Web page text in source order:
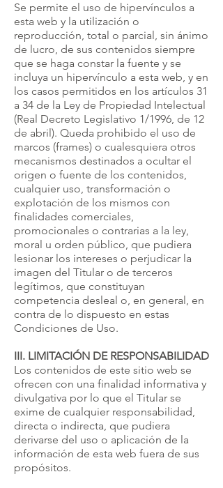
Se permite el uso de hipervínculos a
esta web y la utilización o
reproducción, total o parcial, sin ánimo
de lucro, de sus contenidos siempre
que se haga constar la fuente y se
incluya un hipervínculo a esta web, y en
los casos permitidos en los artículos 31
a 34 de la Ley de Propiedad Intelectual
(Real Decreto Legislativo 1/1996, de 12
de abril). Queda prohibido el uso de
marcos (frames) o cualesquiera otros
mecanismos destinados a ocultar el
origen o fuente de los contenidos,
cualquier uso, transformación o
explotación de los mismos con
finalidades comerciales,
promocionales o contrarias a la ley,
moral u orden público, que pudiera
lesionar los intereses o perjudicar la
imagen del Titular o de terceros
legítimos, que constituyan
competencia desleal o, en general, en
contra de lo dispuesto en estas
Condiciones de Uso.
III. LIMITACIÓN DE RESPONSABILIDAD
Los contenidos de este sitio web se
ofrecen con una finalidad informativa y
divulgativa por lo que el Titular se
exime de cualquier responsabilidad,
directa o indirecta, que pudiera
derivarse del uso o aplicación de la
información de esta web fuera de sus
propósitos.